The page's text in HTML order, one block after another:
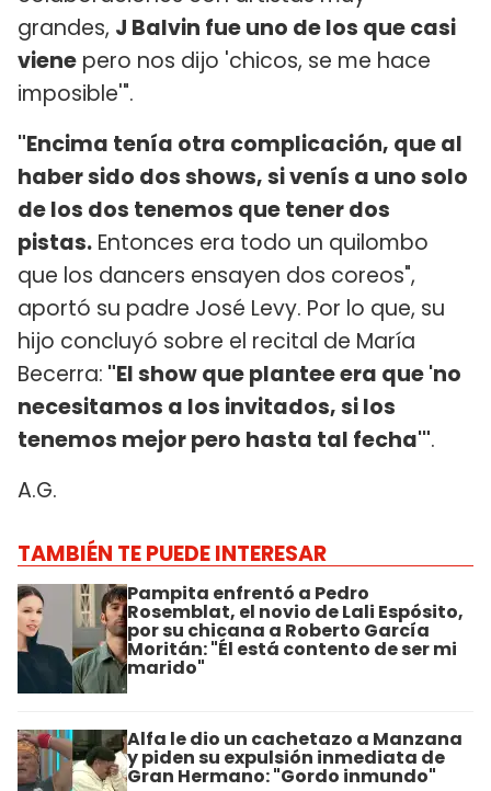
grandes, J Balvin fue uno de los que casi
viene pero nos dijo 'chicos, se me hace
imposible'".
"Encima tenía otra complicación, que al
haber sido dos shows, si venís a uno solo
de los dos tenemos que tener dos
pistas. Entonces era todo un quilombo
que los dancers ensayen dos coreos",
aportó su padre José Levy. Por lo que, su
hijo concluyó sobre el recital de María
Becerra: "El show que plantee era que 'no
necesitamos a los invitados, si los
tenemos mejor pero hasta tal fecha'".
A.G.
TAMBIÉN TE PUEDE INTERESAR
Pampita enfrentó a Pedro
Rosemblat, el novio de Lali Espósito,
por su chicana a Roberto García
Moritán: "Él está contento de ser mi
marido"
Alfa le dio un cachetazo a Manzana
y piden su expulsión inmediata de
Gran Hermano: "Gordo inmundo"